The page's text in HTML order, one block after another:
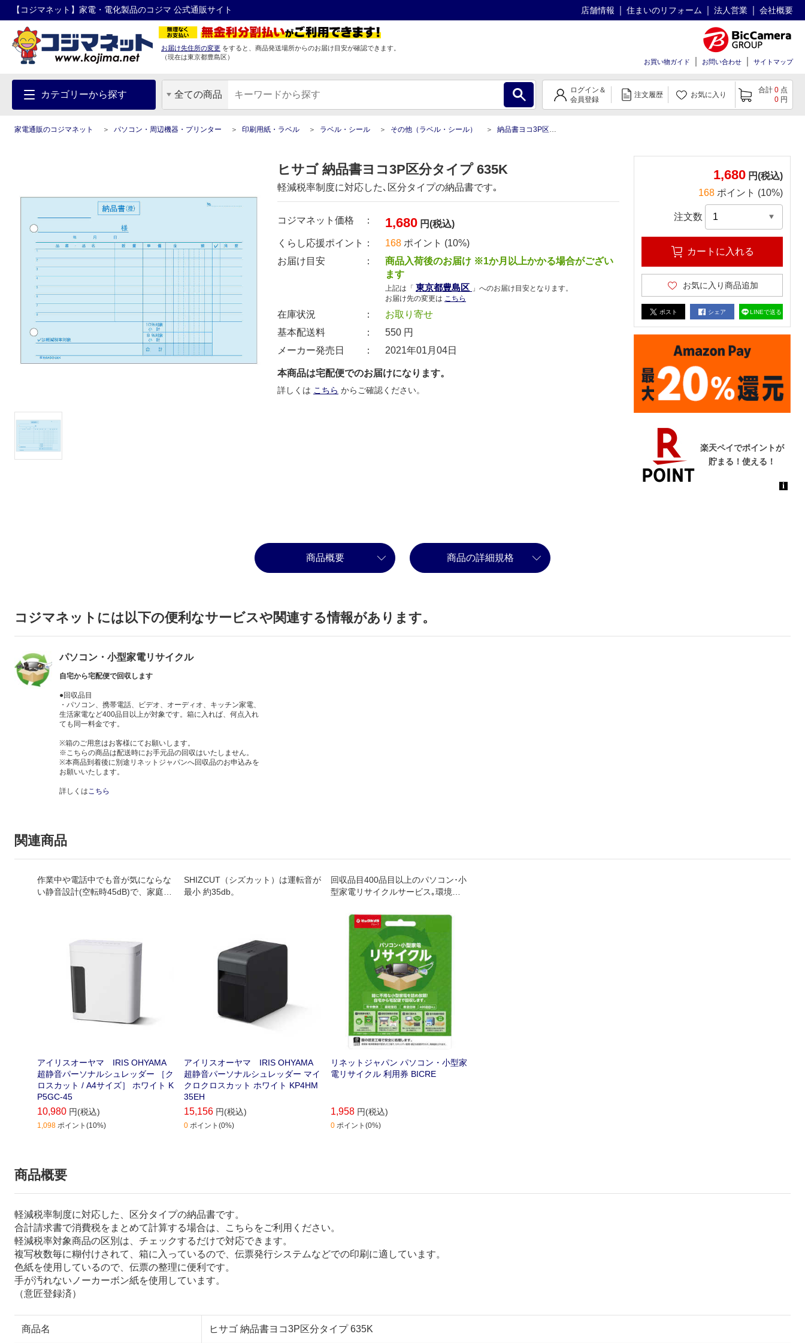
【コジマネット】家電・電化製品のコジマ 公式通販サイト 店舗情報 住まいのリフォーム 法人営業 会社概要
お届け先住所の変更 をすると、商品発送場所からのお届け目安が確認できます。
（現在は東京都豊島区）
お買い物ガイド お問い合わせ サイトマップ
カテゴリーから探す 全ての商品
ログイン＆
会員登録
注文履歴 お気に入り
合計 0 点
0 円
家電通販のコジマネット パソコン・周辺機器・プリンター 印刷用紙・ラベル ラベル・シール その他（ラベル・シール） 納品書ヨコ3P区分タイプ
ヒサゴ 納品書ヨコ3P区分タイプ 635K
軽減税率制度に対応した､区分タイプの納品書です｡
コジマネット価格 ： 1,680 円(税込)
くらし応援ポイント：
168 ポイント (10%)
お届け目安 ：
商品入荷後のお届け ※1か月以上かかる場合がござい
ます
上記は「 東京都豊島区 」へのお届け目安となります。
お届け先の変更は こちら
在庫状況 ：
お取り寄せ
基本配送料 ：
550 円
メーカー発売日 ：
2021年01月04日
本商品は宅配便でのお届けになります。
詳しくは こちら からご確認ください。
1,680 円(税込)
168 ポイント (10%)
注文数
カートに入れる
お気に入り商品追加
ポスト シェア LINEで送る
商品概要 商品の詳細規格
コジマネットには以下の便利なサービスや関連する情報があります。
パソコン・小型家電リサイクル
自宅から宅配便で回収します
●回収品目
・パソコン、携帯電話、ビデオ、オーディオ、キッチン家電、
生活家電など400品目以上が対象です。箱に入れば、何点入れ
ても同一料金です。
※箱のご用意はお客様にてお願いします。
※こちらの商品は配送時にお手元品の回収はいたしません。
※本商品到着後に別途リネットジャパンへ回収品のお申込みを
お願いいたします。
詳しくは こちら
関連商品
作業中や電話中でも音が気にならな
い静音設計(空転時45dB)で、家庭や
アイリスオーヤマ IRIS OHYAMA
超静音パーソナルシュレッダー ［ク
ロスカット / A4サイズ］ ホワイト K
P5GC-45
10,980 円(税込)
1,098 ポイント(10%)
SHIZCUT（シズカット）は運転音が
最小 約35db。
アイリスオーヤマ IRIS OHYAMA
超静音パーソナルシュレッダー マイ
クロクロスカット ホワイト KP4HM
35EH
15,156 円(税込)
0 ポイント(0%)
回収品目400品目以上のパソコン･小
型家電リサイクルサービス｡環境省･
ュリティ管理･適正な処理が行われ､
再資源化されます｡年中無休｡自宅か
ら宅配便で回収します｡
リネットジャパン パソコン・小型家
電リサイクル 利用券 BICRE
1,958 円(税込)
0 ポイント(0%)
商品概要
軽減税率制度に対応した、区分タイプの納品書です。
合計請求書で消費税をまとめて計算する場合は、こちらをご利用ください。
軽減税率対象商品の区別は、チェックするだけで対応できます。
複写枚数毎に糊付けされて、箱に入っているので、伝票発行システムなどでの印刷に適しています。
色紙を使用しているので、伝票の整理に便利です。
手が汚れないノーカーボン紙を使用しています。
（意匠登録済）
商品名 ヒサゴ 納品書ヨコ3P区分タイプ 635K